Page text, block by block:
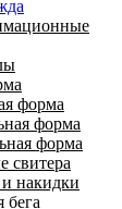
форма
форма
форма
свитера
накидки
бега